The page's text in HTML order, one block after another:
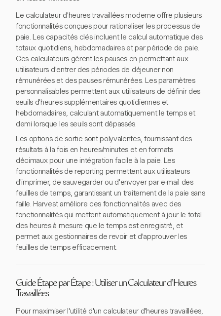
Le calculateur d'heures travaillées moderne offre plusieurs
fonctionnalités conçues pour rationaliser les processus de
paie. Les capacités clés incluent le calcul automatique des
totaux quotidiens, hebdomadaires et par période de paie.
Ces calculateurs gèrent les pauses en permettant aux
utilisateurs d'entrer des périodes de déjeuner non
rémunérées et des pauses rémunérées. Les paramètres
personnalisables permettent aux utilisateurs de définir des
seuils d'heures supplémentaires quotidiennes et
hebdomadaires, calculant automatiquement le temps et
demi lorsque les seuils sont dépassés.
Les options de sortie sont polyvalentes, fournissant des
résultats à la fois en heures/minutes et en formats
décimaux pour une intégration facile à la paie. Les
fonctionnalités de reporting permettent aux utilisateurs
d'imprimer, de sauvegarder ou d'envoyer par e-mail des
feuilles de temps, garantissant un traitement de la paie sans
faille. Harvest améliore ces fonctionnalités avec des
fonctionnalités qui mettent automatiquement à jour le total
des heures à mesure que le temps est enregistré, et
permet aux gestionnaires de revoir et d'approuver les
feuilles de temps efficacement.
Guide Étape par Étape : Utiliser un Calculateur d'Heures
Travaillées
Pour maximiser l'utilité d'un calculateur d'heures travaillées,